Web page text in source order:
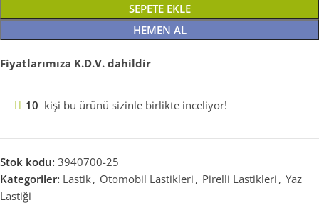
SEPETE EKLE
HEMEN AL
Fiyatlarımıza K.D.V. dahildir
10 kişi bu ürünü sizinle birlikte inceliyor!
Stok kodu: 3940700-25
Kategoriler: Lastik, Otomobil Lastikleri , Pirelli Lastikleri , Yaz
Lastiği